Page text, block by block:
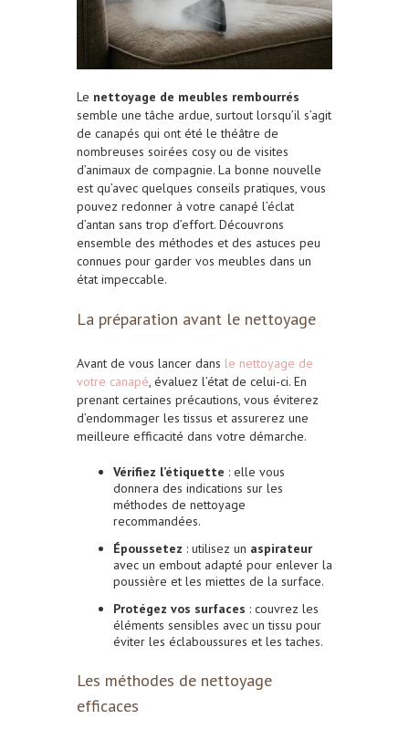
Le nettoyage de meubles rembourrés
semble une tâche ardue, surtout lorsqu’il s’agit
de canapés qui ont été le théâtre de
nombreuses soirées cosy ou de visites
d’animaux de compagnie. La bonne nouvelle
est qu’avec quelques conseils pratiques, vous
pouvez redonner à votre canapé l’éclat
d’antan sans trop d’effort. Découvrons
ensemble des méthodes et des astuces peu
connues pour garder vos meubles dans un
état impeccable.
La préparation avant le nettoyage
Avant de vous lancer dans le nettoyage de
votre canapé, évaluez l’état de celui-ci. En
prenant certaines précautions, vous éviterez
d’endommager les tissus et assurerez une
meilleure efficacité dans votre démarche.
Vérifiez l’étiquette : elle vous
donnera des indications sur les
méthodes de nettoyage
recommandées.
Époussetez : utilisez un aspirateur
avec un embout adapté pour enlever la
poussière et les miettes de la surface.
Protégez vos surfaces : couvrez les
éléments sensibles avec un tissu pour
éviter les éclaboussures et les taches.
Les méthodes de nettoyage
efficaces